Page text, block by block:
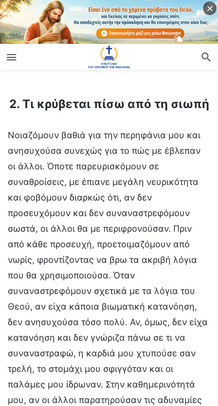
2. Τι κρύβεται πίσω από τη σιωπή
2. Τι κρύβεται πίσω από τη σιωπή
Νοιαζόμουν βαθιά για την περηφάνια μου και
ανησυχούσα συνεχώς για το πώς με έβλεπαν
οι άλλοι. Όποτε παρευρισκόμουν σε
συναθροίσεις, με έπιανε μεγάλη νευρικότητα
και φοβόμουν διαρκώς ότι, αν δεν
προσευχόμουν και δεν συναναστρεφόμουν
σωστά, οι άλλοι θα με περιφρονούσαν. Πριν
από κάθε προσευχή, προετοιμαζόμουν από
νωρίς, φροντίζοντας να βρω τα ακριβή λόγια
που θα χρησιμοποιούσα. Όταν
συναναστρεφόμουν σχετικά με τα λόγια του
Θεού, αν είχα κάποια βιωματική κατανόηση,
δεν ανησυχούσα τόσο πολύ. Αν, όμως, δεν είχα
κατανόηση και δεν γνώριζα πάνω σε τι να
συναναστραφώ, η καρδιά μου χτυπούσε σαν
τρελή, το στομάχι μου σφιγγόταν και οι
παλάμες μου ίδρωναν. Στην καθημερινότητά
μου, αν οι άλλοι παρατηρούσαν τις αδυναμίες